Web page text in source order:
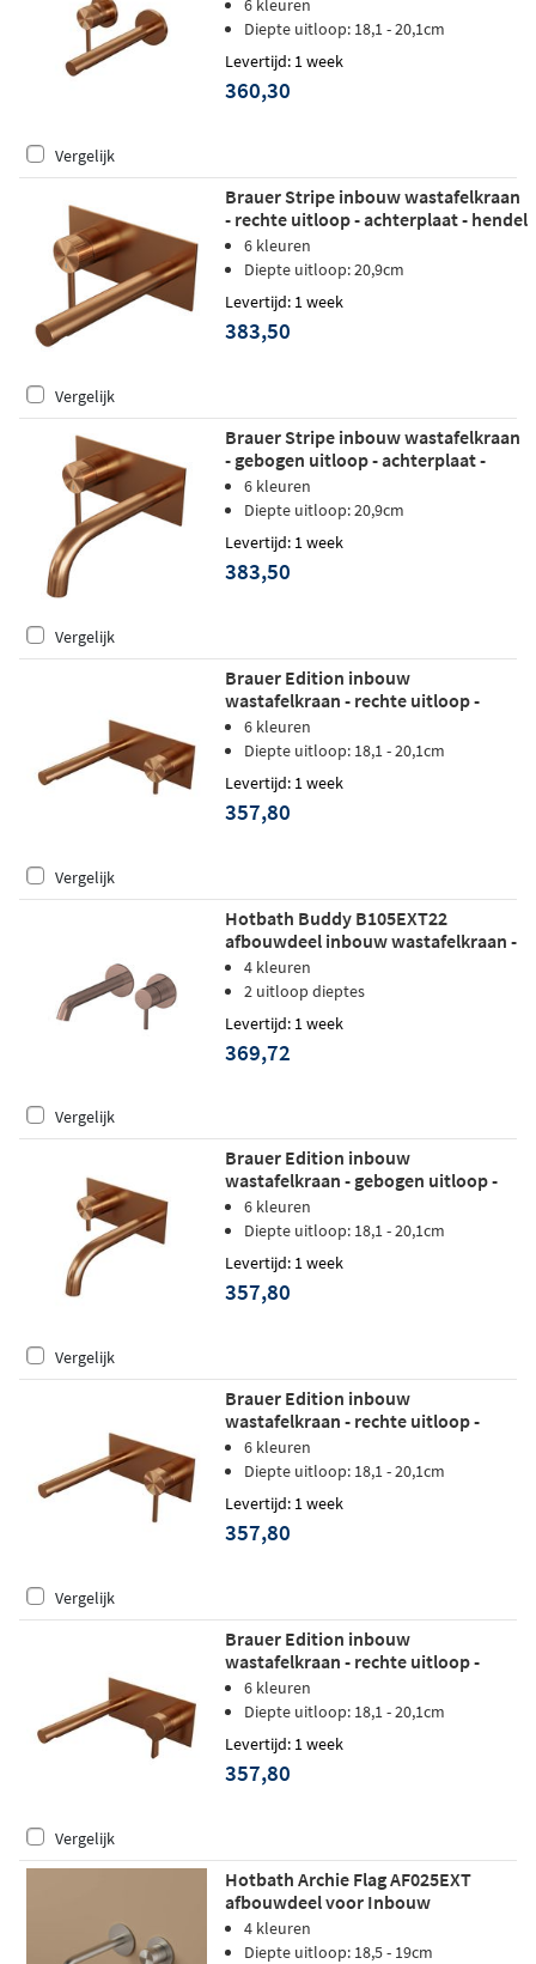
koper PVD
6 kleuren
Diepte uitloop: 18,1 - 20,1cm
Levertijd: 1 week
360,30
Vergelijk
Brauer Stripe inbouw wastafelkraan
- rechte uitloop - achterplaat - hendel
1 links - geborsteld koper PVD
6 kleuren
Diepte uitloop: 20,9cm
Levertijd: 1 week
383,50
Vergelijk
Brauer Stripe inbouw wastafelkraan
- gebogen uitloop - achterplaat -
hendel 1 links - geborsteld koper PVD
6 kleuren
Diepte uitloop: 20,9cm
Levertijd: 1 week
383,50
Vergelijk
Brauer Edition inbouw
wastafelkraan - rechte uitloop -
achterplaat - hendel 5 rechts -
geborsteld koper PVD
6 kleuren
Diepte uitloop: 18,1 - 20,1cm
Levertijd: 1 week
357,80
Vergelijk
Hotbath Buddy B105EXT22
afbouwdeel inbouw wastafelkraan -
22cm - Geborsteld koper PVD
4 kleuren
2 uitloop dieptes
Levertijd: 1 week
369,72
Vergelijk
Brauer Edition inbouw
wastafelkraan - gebogen uitloop -
achterplaat - hendel 5 links -
geborsteld koper PVD
6 kleuren
Diepte uitloop: 18,1 - 20,1cm
Levertijd: 1 week
357,80
Vergelijk
Brauer Edition inbouw
wastafelkraan - rechte uitloop -
achterplaat - hendel 1 rechts -
geborsteld koper PVD
6 kleuren
Diepte uitloop: 18,1 - 20,1cm
Levertijd: 1 week
357,80
Vergelijk
Brauer Edition inbouw
wastafelkraan - rechte uitloop -
achterplaat - hendel 2 rechts -
geborsteld koper PVD
6 kleuren
Diepte uitloop: 18,1 - 20,1cm
Levertijd: 1 week
357,80
Vergelijk
Hotbath Archie Flag AF025EXT
afbouwdeel voor Inbouw
wastafelkraan RVS 316 - Geborsteld
Koper PVD
4 kleuren
Diepte uitloop: 18,5 - 19cm